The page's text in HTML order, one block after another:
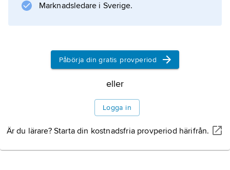
Marknadsledare i Sverige.
Påbörja din gratis provperiod
eller
Logga in
Är du lärare? Starta din kostnadsfria provperiod härifrån.